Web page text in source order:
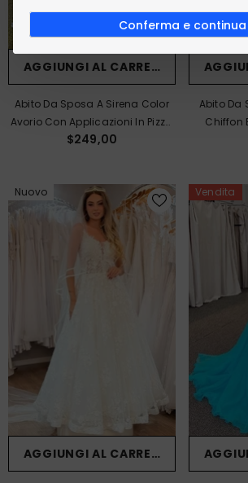
AGGIUNGI AL CARRELLO
Abito Da Sposa A Sirena Color
Avorio Con Applicazioni In Pizzo,
Spalline Sottili, Senza Maniche,
$249,00
Abito Da
Chiffon
Nuovo
AGGIUNGI AL CARRELLO
Vendita
Conferma e continua